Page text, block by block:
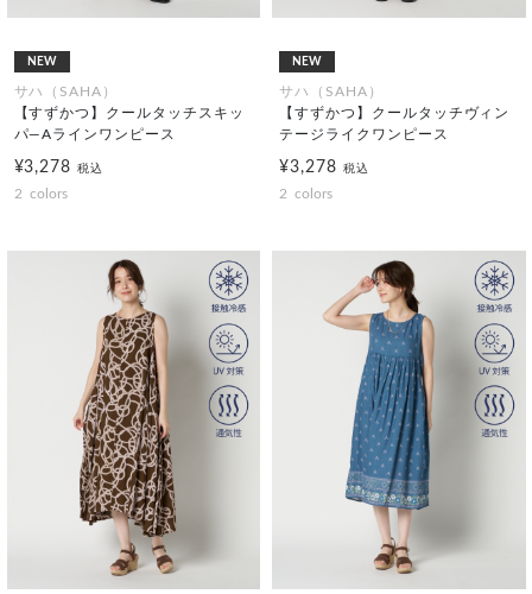
NEW
サハ（SAHA）
【すずかつ】クールタッチスキッ
パ―Aラインワンピース
¥3,278税込
2 colors
NEW
サハ（SAHA）
【すずかつ】クールタッチヴィン
テージライクワンピース
¥3,278 税込
2 colors